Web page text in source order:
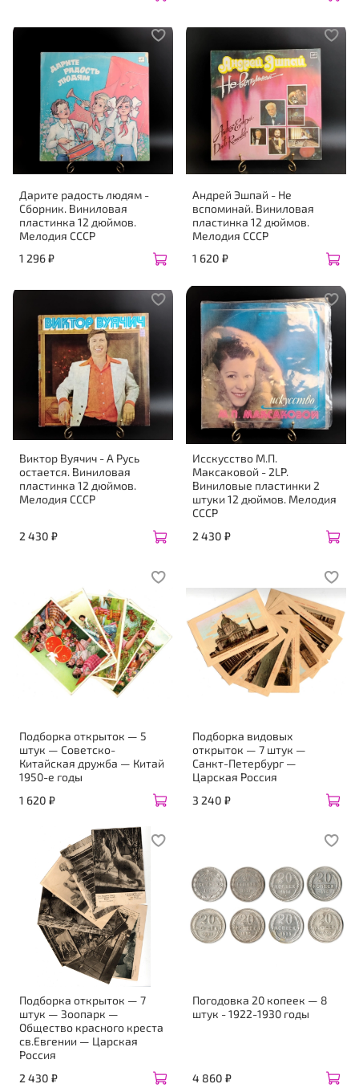
Дарите радость людям -
Сборник. Виниловая
пластинка 12 дюймов.
Мелодия СССР
1 296 ₽
Андрей Эшпай - Не
вспоминай. Виниловая
пластинка 12 дюймов.
Мелодия СССР
1 620 ₽
Виктор Вуячич - А Русь
остается. Виниловая
пластинка 12 дюймов.
Мелодия СССР
2 430 ₽
Исскусство М.П.
Максаковой - 2LP.
Виниловые пластинки 2
штуки 12 дюймов. Мелодия
СССР
2 430 ₽
Подборка открыток — 5
штук — Советско-
Китайская дружба — Китай
1950-е годы
1 620 ₽
Подборка видовых
открыток — 7 штук —
Санкт-Петербург —
Царская Россия
3 240 ₽
Подборка открыток — 7
штук — Зоопарк —
Общество красного креста
св.Евгении — Царская
Россия
2 430 ₽
Погодовка 20 копеек — 8
штук - 1922-1930 годы
4 860 ₽